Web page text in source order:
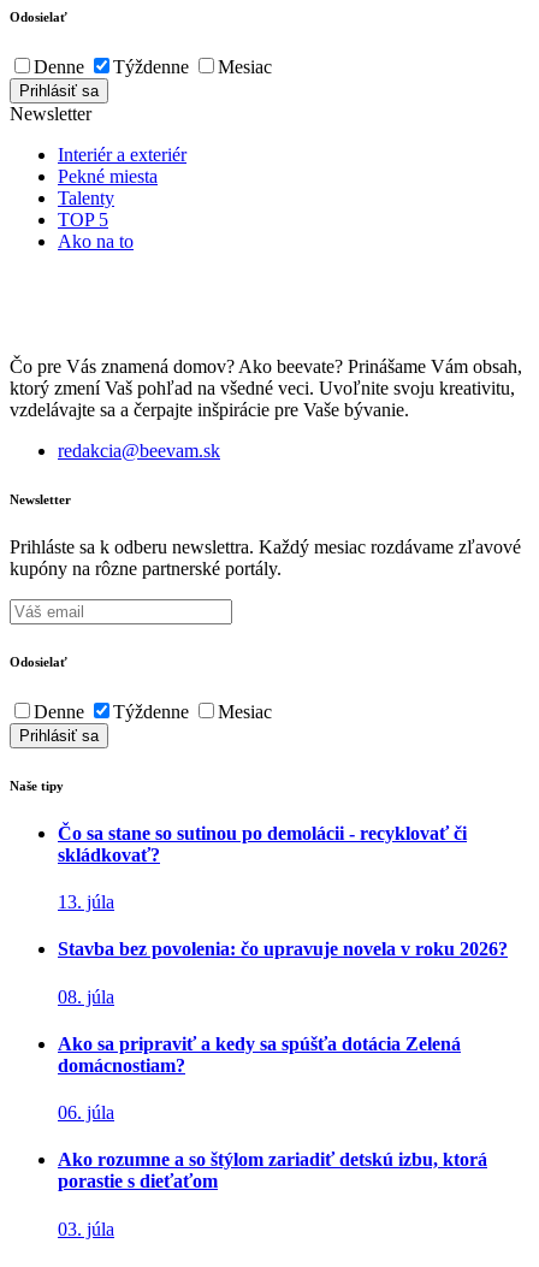
Odosielať
Denne Týždenne Mesiac
Newsletter
Interiér a exteriér
Pekné miesta
Talenty
TOP 5
Ako na to
Čo pre Vás znamená domov? Ako beevate? Prinášame Vám obsah,
ktorý zmení Vaš pohľad na všedné veci. Uvoľnite svoju kreativitu,
vzdelávajte sa a čerpajte inšpirácie pre Vaše bývanie.
redakcia@beevam.sk
Newsletter
Prihláste sa k odberu newslettra. Každý mesiac rozdávame zľavové
kupóny na rôzne partnerské portály.
Odosielať
Denne Týždenne Mesiac
Naše tipy
Čo sa stane so sutinou po demolácii - recyklovať či
skládkovať?
13. júla
Stavba bez povolenia: čo upravuje novela v roku 2026?
08. júla
Ako sa pripraviť a kedy sa spúšťa dotácia Zelená
domácnostiam?
06. júla
Ako rozumne a so štýlom zariadiť detskú izbu, ktorá
porastie s dieťaťom
03. júla